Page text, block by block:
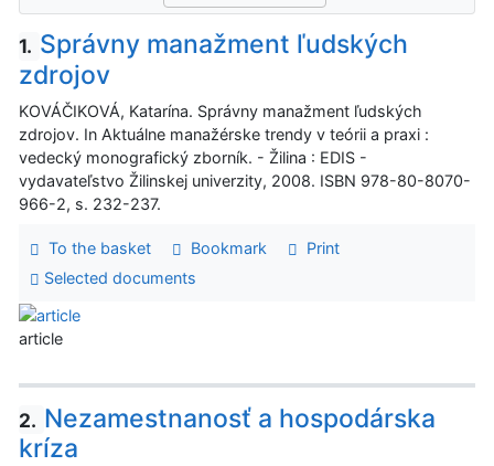
1. Správny manažment ľudských
zdrojov
KOVÁČIKOVÁ, Katarína. Správny manažment ľudských
zdrojov. In Aktuálne manažérske trendy v teórii a praxi :
vedecký monografický zborník. - Žilina : EDIS -
vydavateľstvo Žilinskej univerzity, 2008. ISBN 978-80-8070-
966-2, s. 232-237.
To the basket Bookmark
Print
Selected documents
article
2. Nezamestnanosť a hospodárska
kríza